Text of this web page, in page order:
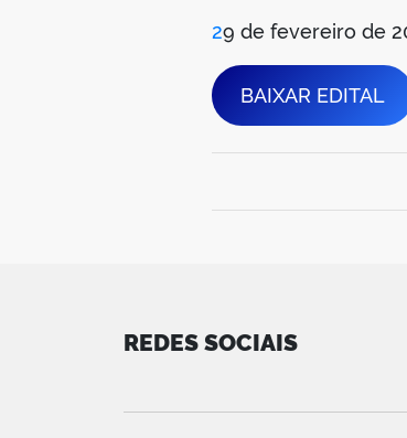
29 de fevereiro de
BAIXAR EDITAL
REDES SOCIAIS